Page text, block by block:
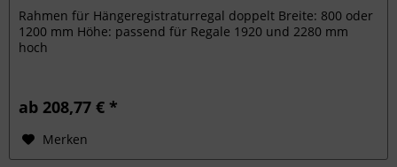
Rahmen für Hängeregistraturregal doppelt Breite: 800 oder
1200 mm Höhe: passend für Regale 1920 und 2280 mm
hoch
ab 208,77 € *
Merken